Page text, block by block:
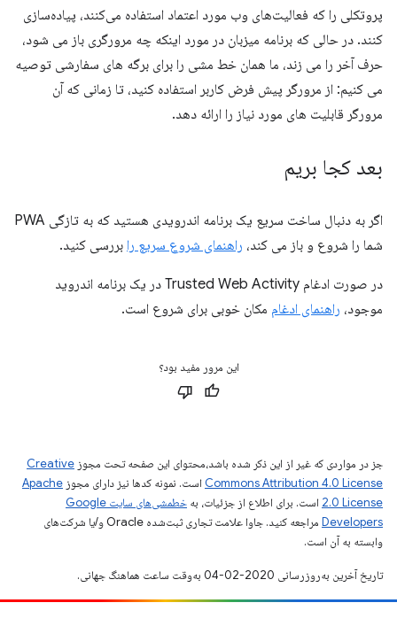
پروتکلی را که فعالیت‌های وب مورد اعتماد استفاده می‌کنند، پیاده‌سازی
کنند. در حالی که برنامه میزبان در مورد اینکه چه مرورگری باز می شود،
حرف آخر را می زند، ما همان خط مشی را برای برگه های سفارشی توصیه
می کنیم: از مرورگر پیش فرض کاربر استفاده کنید، تا زمانی که آن
مرورگر قابلیت های مورد نیاز را ارائه دهد.
بعد کجا بریم
اگر به دنبال ساخت سریع یک برنامه اندرویدی هستید که به تازگی PWA
شما را شروع و باز می کند، راهنمای شروع سریع را بررسی کنید.
در صورت ادغام Trusted Web Activity در یک برنامه اندروید
موجود، راهنمای ادغام مکان خوبی برای شروع است.
این مرور مفید بود؟
جز در مواردی که غیر از این ذکر شده باشد،‌محتوای این صفحه تحت مجوز Creative
Commons Attribution 4.0 License است. نمونه کدها نیز دارای مجوز Apache
2.0 License است. برای اطلاع از جزئیات، به
خطمشی‌های سایت Google
Developers‏
مراجعه کنید. جاوا علامت تجاری ثبت‌شده Oracle و/یا شرکت‌های
وابسته به آن است.
تاریخ آخرین به‌روزرسانی 2020-02-04 به‌وقت ساعت هماهنگ جهانی.